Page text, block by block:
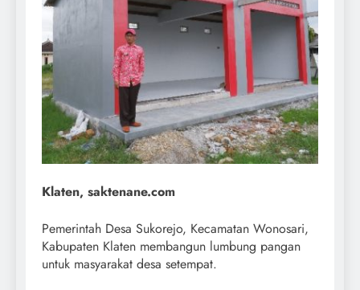
Klaten, saktenane.com
Pemerintah Desa Sukorejo, Kecamatan Wonosari,
Kabupaten Klaten membangun lumbung pangan
untuk masyarakat desa setempat.